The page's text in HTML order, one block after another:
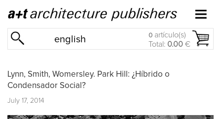
english 0 artículo(s)
Total: 0.00 €
Lynn, Smith, Womersley. Park Hill: ¿Híbrido o
Condensador Social?
July 17, 2014